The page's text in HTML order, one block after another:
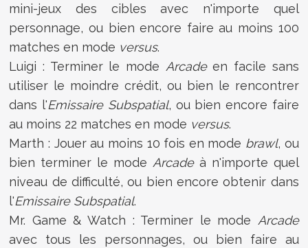
mini-jeux des cibles avec n'importe quel
personnage, ou bien encore faire au moins 100
matches en mode versus.
Luigi : Terminer le mode Arcadeen facile sans
utiliser le moindre crédit, ou bien le rencontrer
dans l'Emissaire Subspatial, ou bien encore faire
au moins 22 matches en mode versus.
Marth : Jouer au moins 10 fois en mode brawl, ou
bien terminer le mode Arcadeà n'importe quel
niveau de difficulté, ou bien encore obtenir dans
l'Emissaire Subspatial.
Mr. Game & Watch : Terminer le mode Arcade
avec tous les personnages, ou bien faire au